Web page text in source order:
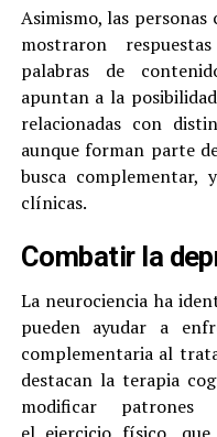
Asimismo, las
mostraron
palabras de
apuntan a la
relacionadas con
aunque forman parte
busca complementar,
clínicas.
Combatir la
La neurociencia ha
pueden ayudar a
complementaria al
destacan la terapia
modificar patrones